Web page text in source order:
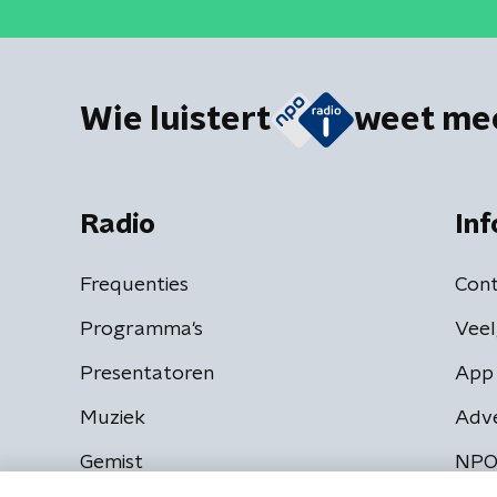
Wie luistert weet
Radio
Frequenties
Programma's
Presentatoren
Muziek
Gemist
App